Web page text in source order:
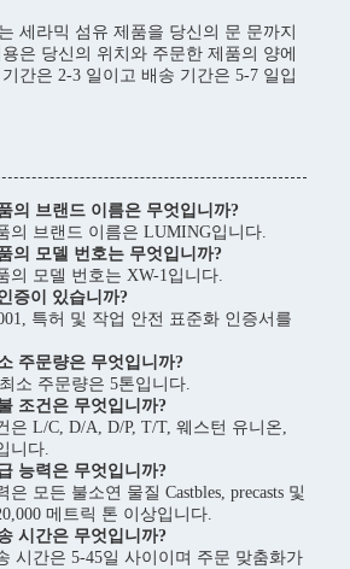
세라믹 섬유 제품을 당신의 문 문까지
은 당신의 위치와 주문한 제품의 양에
간은 2-3 일이고 배송 기간은 5-7 일입
의 브랜드 이름은 무엇입니까?
의 브랜드 이름은 LUMING입니다.
의 모델 번호는 무엇입니까?
의 모델 번호는 XW-1입니다.
증이 있습니까?
특허 및 작업 안전 표준화 인증서를
주문량은 무엇입니까?
소 주문량은 5톤입니다.
조건은 무엇입니까?
은 L/C, D/A, D/P, T/T, 웨스턴 유니온,
니다.
능력은 무엇입니까?
모든 불소연 물질 Castbles, precasts 및
메트릭 톤 이상입니다.
시간은 무엇입니까?
시간은 5-45일 사이이며 주문 맞춤화가